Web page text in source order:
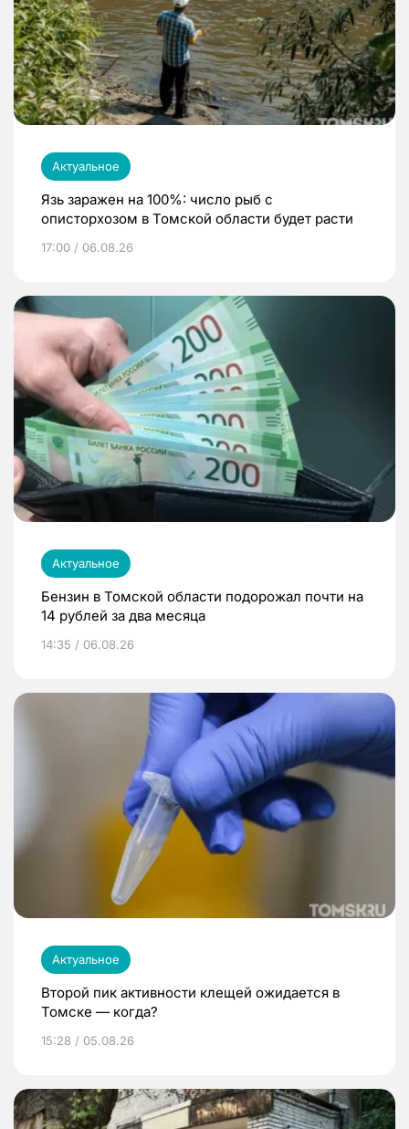
Актуальное
Язь заражен на 100%: число рыб с
описторхозом в Томской области будет расти
17:00 / 06.08.26
Актуальное
Бензин в Томской области подорожал почти на
14 рублей за два месяца
14:35 / 06.08.26
Актуальное
Второй пик активности клещей ожидается в
Томске — когда?
15:28 / 05.08.26